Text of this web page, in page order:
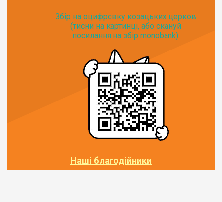
Збір на оцифровку козацьких церков
(тисни на картинці, або скануй
посилання на збір monobank):
Наші благодійники